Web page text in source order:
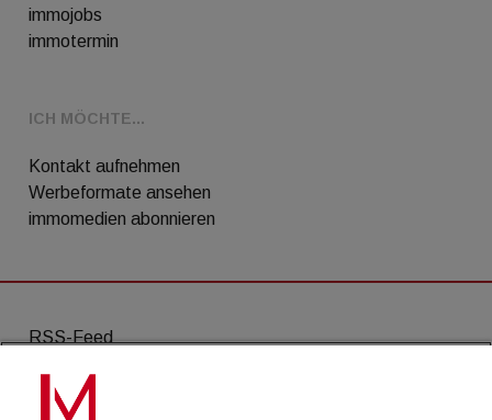
immojobs
immotermin
ICH MÖCHTE...
Kontakt aufnehmen
Werbeformate ansehen
immomedien abonnieren
RSS-Feed
AGB